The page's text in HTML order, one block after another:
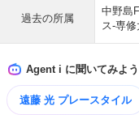
過去の所属
中野島
ス-専
Agent i に聞いてみよう
遠藤 光 プレースタイル